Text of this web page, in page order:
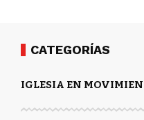
CATEGORÍAS
IGLESIA EN